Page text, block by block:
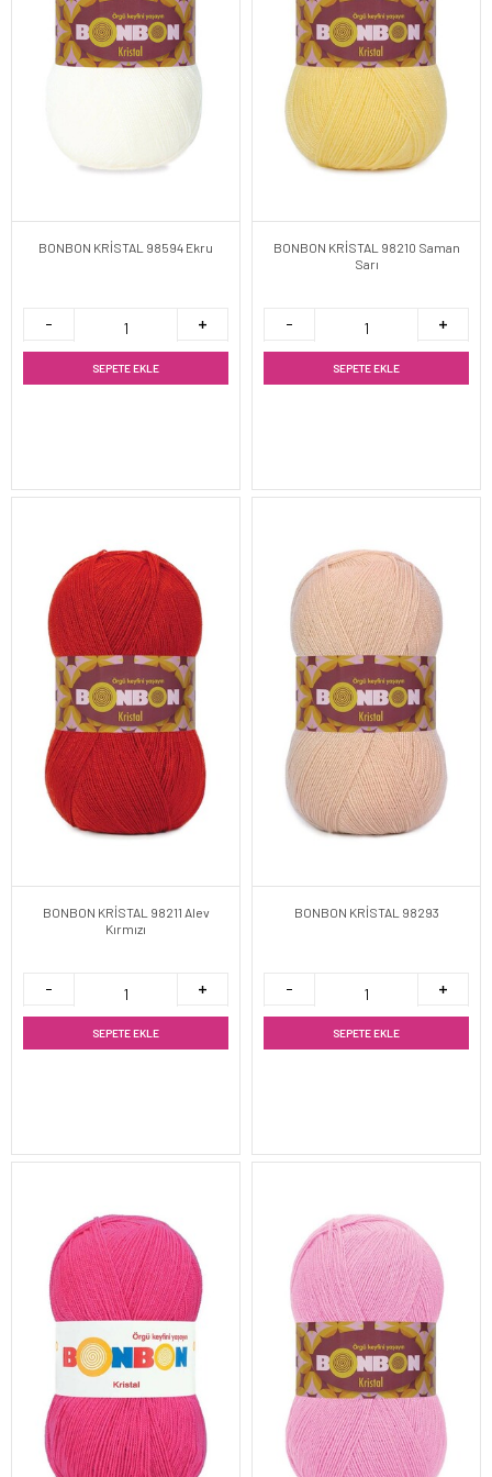
BONBON KRİSTAL 98594 Ekru
SEPETE EKLE
BONBON KRİSTAL 98210 Saman
Sarı
SEPETE EKLE
BONBON KRİSTAL 98211 Alev
Kırmızı
SEPETE EKLE
BONBON KRİSTAL 98293
SEPETE EKLE